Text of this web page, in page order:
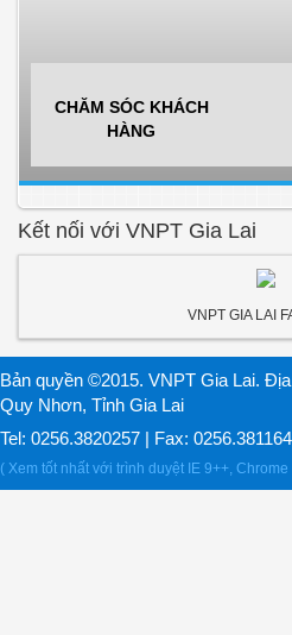
CHĂM SÓC KHÁCH
HÀNG
Kết nối với VNPT Gia Lai
VNPT GIA LAI
Bản quyền ©2015. VNPT Gia Lai.
Quy Nhơn, Tỉnh Gia Lai
Tel: 0256.3820257 | Fax:
( Xem tốt nhất với trình duyệt IE 9++,